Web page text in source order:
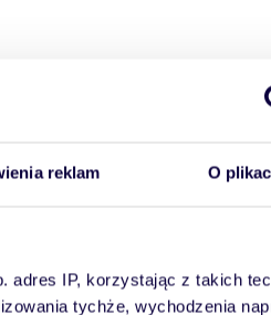
reklam O
adres IP, korzystając z takich
tychże, wychodzenia
na pierwszym piętrze z